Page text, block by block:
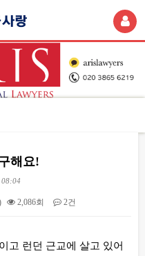
해요!
2,086회 2건
고 런던 근교에 살고 있어